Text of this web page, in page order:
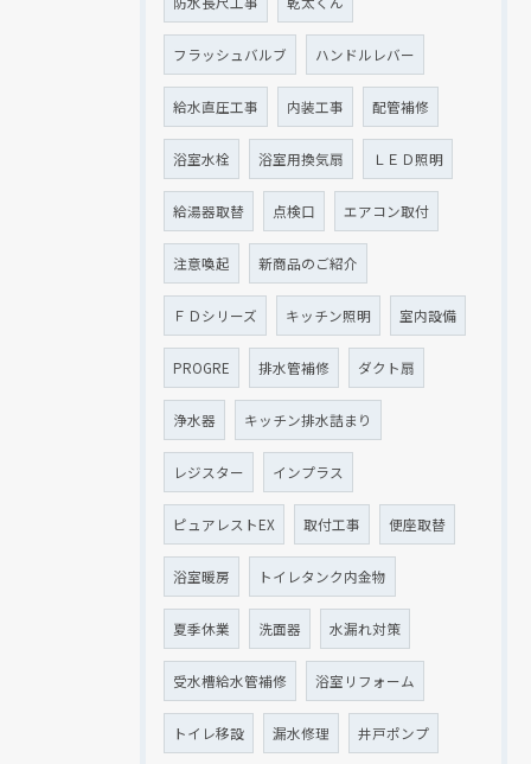
フラッシュバルブ ハンドルレバー
給水直圧工事 内装工事 配管補修
浴室水栓 浴室用換気扇 ＬＥＤ照明
給湯器取替 点検口 エアコン取付
注意喚起 新商品のご紹介
ＦＤシリーズ キッチン照明 室内設備
PROGRE 排水管補修 ダクト扇
浄水器 キッチン排水詰まり
レジスター インプラス
ピュアレストEX 取付工事 便座取替
浴室暖房 トイレタンク内金物
夏季休業 洗面器 水漏れ対策
受水槽給水管補修 浴室リフォーム
トイレ移設 漏水修理 井戸ポンプ